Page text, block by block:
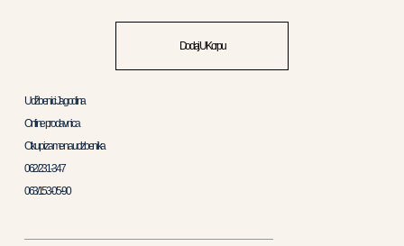
Dodaj U Korpu
Udžbenici Jagodina
Online prodavnica
Otkup i zamena udzbenika
062/231-347
063/153-05-90